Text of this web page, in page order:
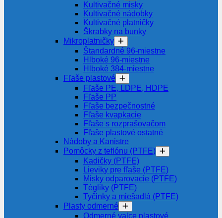
Kultivačné misky
Kultivačné nádobky
Kultivačné platničky
Škrabky na bunky
Mikroplatničky
Štandardné 96-miestne
Hlboké 96-miestne
Hlboké 384-miestne
Fľaše plastové
Fľaše PE, LDPE, HDPE
Fľaše PP
Fľaše bezpečnostné
Fľaše kvapkacie
Fľaše s rozprašovačom
Fľaše plastové ostatné
Nádoby a Kanistre
Pomôcky z teflónu (PTFE)
Kadičky (PTFE)
Lieviky pre fľaše (PTFE)
Misky odparovacie (PTFE)
Tégliky (PTFE)
Tyčinky a miešadlá (PTFE)
Plasty odmerné
Odmerné valce plastové